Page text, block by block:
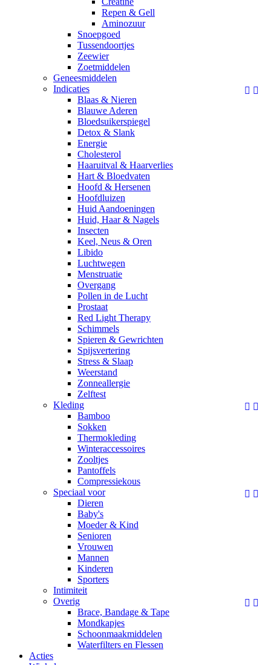
Repen & Gell
Aminozuur
Snoepgoed
Tussendoortjes
Zeewier
Zoetmiddelen
Geneesmiddelen
 
Indicaties
Blaas & Nieren
Blauwe Aderen
Bloedsuikerspiegel
Detox & Slank
Energie
Cholesterol
Haaruitval & Haarverlies
Hart & Bloedvaten
Hoofd & Hersenen
Hoofdluizen
Huid Aandoeningen
Huid, Haar & Nagels
Insecten
Keel, Neus & Oren
Libido
Luchtwegen
Menstruatie
Overgang
Pollen in de Lucht
Prostaat
Red Light Therapy
Schimmels
Spieren & Gewrichten
Spijsvertering
Stress & Slaap
Weerstand
Zonneallergie
Zelftest
 
Kleding
Bamboo
Sokken
Thermokleding
Winteraccessoires
Zooltjes
Pantoffels
Compressiekous
 
Speciaal voor
Dieren
Baby's
Moeder & Kind
Senioren
Vrouwen
Mannen
Kinderen
Sporters
Intimiteit
 
Overig
Brace, Bandage & Tape
Mondkapjes
Schoonmaakmiddelen
Waterfilters en Flessen
Acties